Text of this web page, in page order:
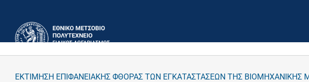
περιεχόμενο
ΕΚΤΙΜΗΣΗ ΕΠΙΦΑΝΕΙΑΚΗΣ ΦΘΟΡΑΣ ΤΩΝ ΕΓΚΑΤΑΣΤΑΣΕΩΝ ΤΗΣ ΒΙΟΜΗΧΑΝΙΚΗΣ